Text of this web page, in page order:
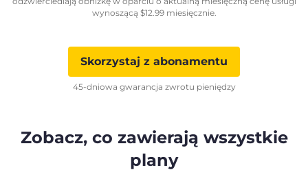
wynoszącą $12.99miesięcznie.
Skorzystaj z abonamentu
45-dniowa gwarancja zwrotu pieniędzy
Zobacz, co zawierają wszystkie
plany